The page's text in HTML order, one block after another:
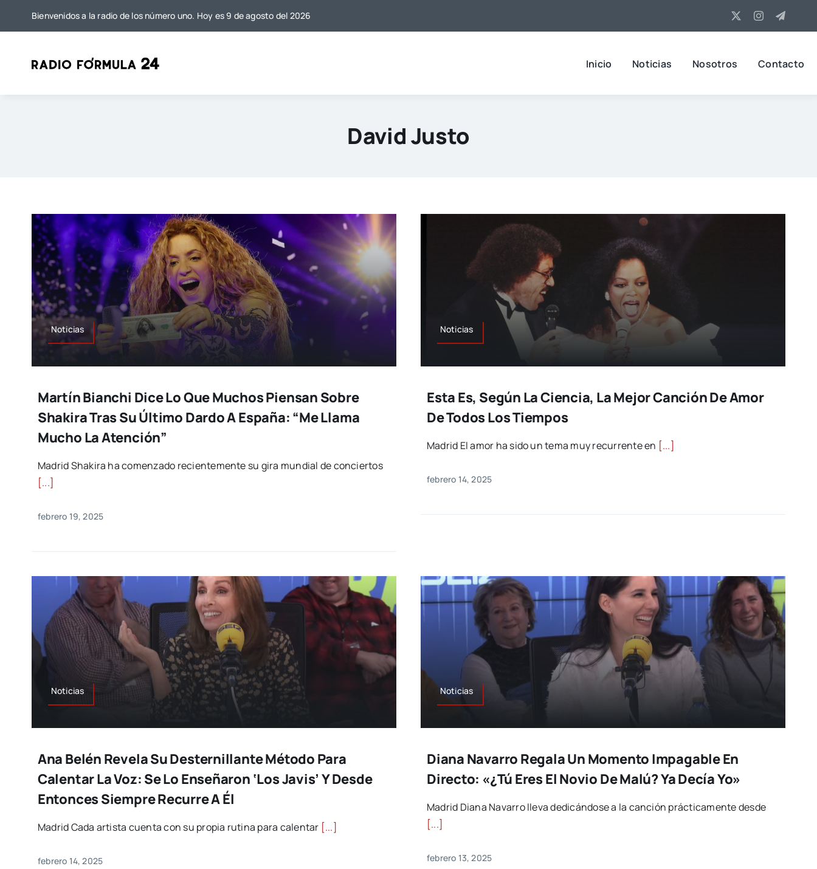
Bienvenidos a la radio de los número uno. Hoy es 9 de agosto del 2026
Inicio Noticias Nosotros Contacto
David Justo
Noticias
Martín Bianchi Dice Lo Que Muchos Piensan Sobre
Shakira Tras Su Último Dardo A España: “Me Llama
Mucho La Atención”
Madrid Shakira ha comenzado recientemente su gira mundial de conciertos
[...]
febrero 19, 2025
Noticias
Esta Es, Según La Ciencia, La Mejor Canción De Amor
De Todos Los Tiempos
Madrid El amor ha sido un tema muy recurrente en [...]
febrero 14, 2025
Noticias
Ana Belén Revela Su Desternillante Método Para
Calentar La Voz: Se Lo Enseñaron ‘Los Javis’ Y Desde
Entonces Siempre Recurre A Él
Madrid Cada artista cuenta con su propia rutina para calentar [...]
febrero 14, 2025
Noticias
Diana Navarro Regala Un Momento Impagable En
Directo: «¿Tú Eres El Novio De Malú? Ya Decía Yo»
Madrid Diana Navarro lleva dedicándose a la canción prácticamente desde
[...]
febrero 13, 2025